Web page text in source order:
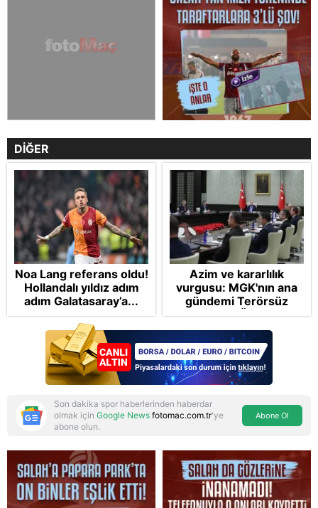
Reddet
DİĞER
Noa Lang referans oldu!
Hollandalı yıldız adım
adım Galatasaray’a...
Azim ve kararlılık
vurgusu: MGK'nın ana
gündemi Terörsüz
Türkiye! FETÖ tamamen
bertaraf edilecek
Son dakika spor haberlerinden haberdar
olmak için Google News fotomac.com.tr'ye
abone olun.
Abone Ol